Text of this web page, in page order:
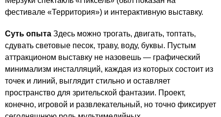
фестивале «Территория») и интерактивную выставку.
Суть опыта Здесь можно трогать, двигать, топтать,
сдувать световые песок, траву, воду, буквы. Пустым
аттракционом выставку не назовешь — графический
минимализм инсталляций, каждая из которых состоит из
точек и линий, выглядит стильно и оставляет
пространство для зрительской фантазии. Проект,
конечно, игровой и развлекательный, но точно фиксирует